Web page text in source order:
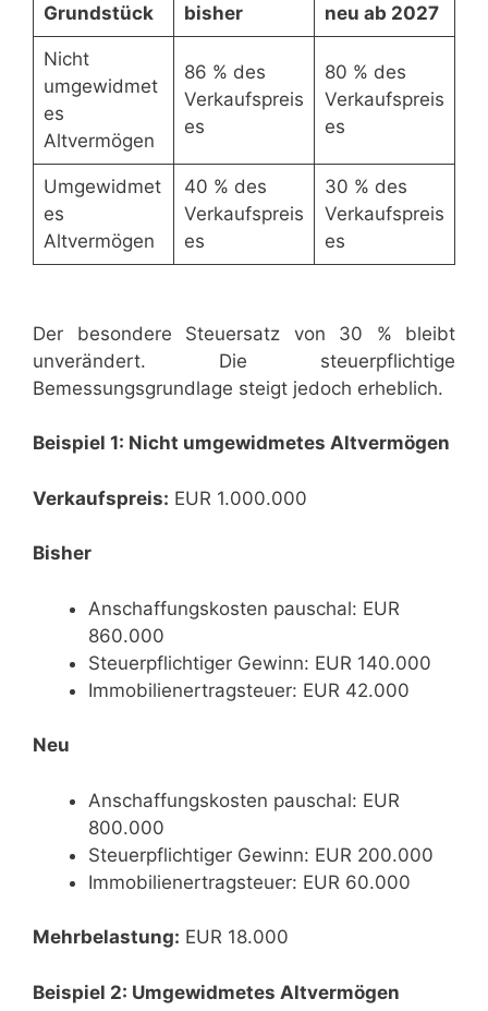
Grundstück bisher neu ab 2027
Nicht
umgewidmet
es
Altvermögen
86 % des
Verkaufspreis
es
80 % des
Verkaufspreis
es
Umgewidmet
es
Altvermögen
40 % des
Verkaufspreis
es
30 % des
Verkaufspreis
es
Der besondere Steuersatz von 30 % bleibt
unverändert. Die steuerpflichtige
Bemessungsgrundlage steigt jedoch erheblich.
Beispiel 1: Nicht umgewidmetes Altvermögen
Verkaufspreis: EUR 1.000.000
Bisher
Anschaffungskosten pauschal: EUR
860.000
Steuerpflichtiger Gewinn: EUR 140.000
Immobilienertragsteuer: EUR 42.000
Neu
Anschaffungskosten pauschal: EUR
800.000
Steuerpflichtiger Gewinn: EUR 200.000
Immobilienertragsteuer: EUR 60.000
Mehrbelastung: EUR 18.000
Beispiel 2: Umgewidmetes Altvermögen